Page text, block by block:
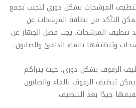
المرشحات بشكل دوري لتجنب تجمع
التأكد من نظافة المرشحات عن
تنظيف المرشحات، يجب فصل الجهاز عن
وتنظيفها بالماء الدافئ والصابون.
الرفوف بشكل دوري، حيث يتراكم
تنظيف الرفوف بالماء والصابون
جيدًا بعد التنظيف.